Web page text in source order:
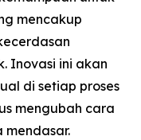
mencakup
Inovasi ini akan
di setiap proses
mengubah cara
mendasar.